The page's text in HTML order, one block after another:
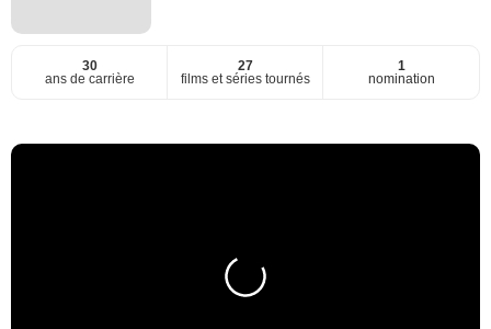
30
ans de carrière
27
films et séries tournés
1
nomination